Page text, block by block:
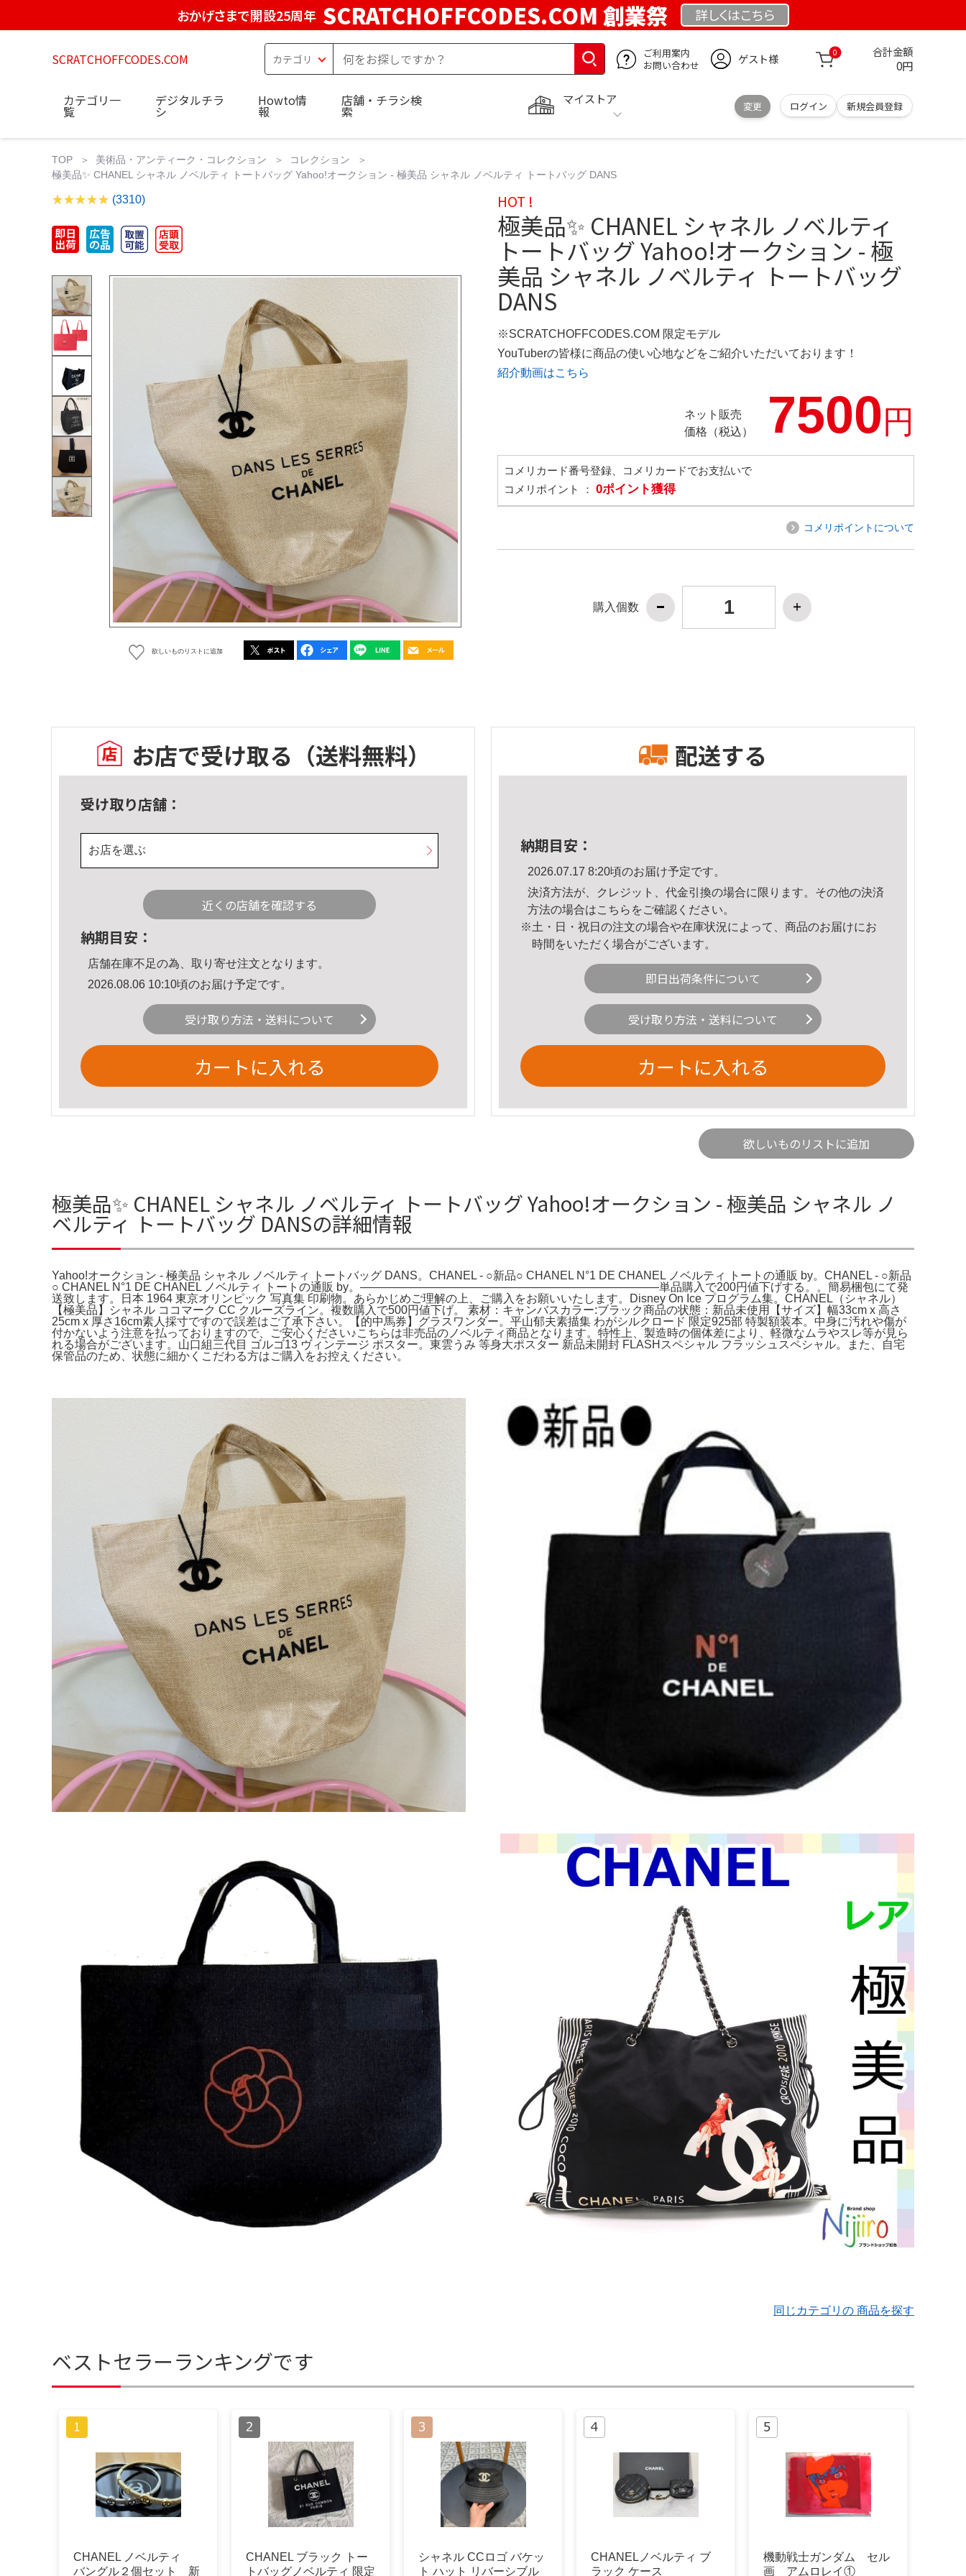
おかげさまで開設25周年 SCRATCHOFFCODES.COM 創業祭 詳しくはこちら
SCRATCHOFFCODES.COM
ご利用案内
お問い合わせ
ゲスト様 0 合計金額
0円
マイストア
変更 ログイン 新規会員登録
カテゴリ一
覧
デジタルチラ
シ
Howto情
報
店舗・チラシ検
索
TOP 美術品・アンティーク・コレクション
コレクション
極美品✨ CHANEL シャネル ノベルティ トートバッグ Yahoo!オークション - 極美品 シャネル ノベルティ トートバッグ DANS
(3310)
欲しいものリストに追加
HOT !
極美品✨ CHANEL シャネル ノベルティ
トートバッグ Yahoo!オークション - 極
美品 シャネル ノベルティ トートバッグ
DANS
※SCRATCHOFFCODES.COM 限定モデル
YouTuberの皆様に商品の使い心地などをご紹介いただいております！
紹介動画はこちら
ネット販売
価格（税込）
7500円
コメリカード番号登録、コメリカードでお支払いで
コメリポイント ： 0ポイント獲得
コメリポイントについて
購入個数
お店で受け取る （送料無料）
受け取り店舗：
お店を選ぶ
近くの店舗を確認する
納期目安：
店舗在庫不足の為、取り寄せ注文となります。
2026.08.06 10:10頃のお届け予定です。
受け取り方法・送料について
カートに入れる
配送する
納期目安：
2026.07.17 8:20頃のお届け予定です。
決済方法が、クレジット、代金引換の場合に限ります。その他の決済
方法の場合はこちら をご確認ください。
※土・日・祝日の注文の場合や在庫状況によって、商品のお届けにお
時間をいただく場合がございます。
即日出荷条件について
受け取り方法・送料について
カートに入れる
欲しいものリストに追加
極美品✨ CHANEL シャネル ノベルティ トートバッグ Yahoo!オークション - 極美品 シャネル ノ
ベルティ トートバッグ DANSの詳細情報
Yahoo!オークション - 極美品 シャネル ノベルティ トートバッグ DANS。CHANEL - ○新品○ CHANEL N°1 DE CHANEL ノベルティ トートの通販 by。CHANEL - ○新品
○ CHANEL N°1 DE CHANEL ノベルティ トートの通販 by。——————————————————————————単品購入で200円値下げする。。簡易梱包にて発
送致します。日本 1964 東京オリンピック 写真集 印刷物。あらかじめご理解の上、ご購入をお願いいたします。Disney On Ice プログラム集。CHANEL（シャネル）
【極美品】シャネル ココマーク CC クルーズライン。複数購入で500円値下げ。 素材：キャンバスカラー:ブラック商品の状態：新品未使用【サイズ】幅33cm x 高さ
25cm x 厚さ16cm素人採寸ですので誤差はご了承下さい。【的中馬券】グラスワンダー。平山郁夫素描集 わがシルクロード 限定925部 特製額装本。中身に汚れや傷が
付かないよう注意を払っておりますので、ご安心ください♪こちらは非売品のノベルティ商品となります。特性上、製造時の個体差により、軽微なムラやスレ等が見ら
れる場合がございます。山口組三代目 ゴルゴ13 ヴィンテージ ポスター。東雲うみ 等身大ポスター 新品未開封 FLASHスペシャル フラッシュスペシャル。また、自宅
保管品のため、状態に細かくこだわる方はご購入をお控えください。
同じカテゴリの 商品を探す
ベストセラーランキングです
CHANEL ノベルティ
バングル２個セット 新
CHANEL ブラック トー
トバッグノベルティ 限定
シャネル CCロゴ バケッ
ト ハット リバーシブル
CHANELノベルティ ブ
ラック ケース
機動戦士ガンダム セル
画 アムロレイ①